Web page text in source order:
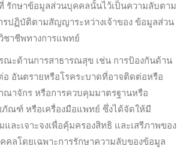
รักษาข้อมูลส่วนบุคคลนั้นไว้เป็นความลับตาม
รปฏิบัติตามสัญญาระหว่างเจ้าของ ข้อมูลส่วน
าชีพทางการแพทย์
ณะด้านการสาธารณสุข เช่น การป้องกันด้าน
อันตรายหรือโรคระบาดที่อาจติดต่อหรือ
ณาจักร หรือการควบคุมมาตรฐานหรือ
ณฑ์ หรือเครื่องมือแพทย์ ซึ่งได้จัดให้มี
และเจาะจงเพื่อคุ้มครองสิทธิ และเสรีภาพของ
คลโดยเฉพาะการรักษาความลับของข้อมูล